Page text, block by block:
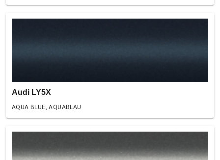
Audi LY5X
AQUA BLUE, AQUABLAU